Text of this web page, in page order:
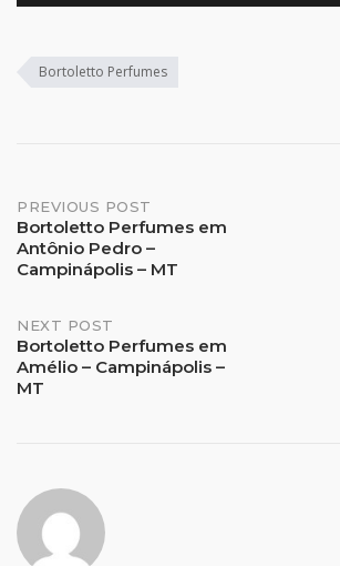
Bortoletto Perfumes
Post
navigation
PREVIOUS POST
Bortoletto Perfumes em
Antônio Pedro –
Campinápolis – MT
NEXT POST
Bortoletto Perfumes em
Amélio – Campinápolis –
MT